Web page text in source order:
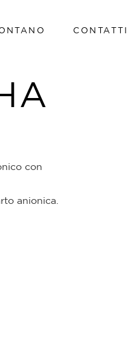
CONTATTI
Lavora con noi
con
anionica.